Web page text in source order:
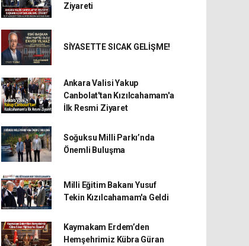
Ziyareti
SİYASETTE SICAK GELİŞME!
Ankara Valisi Yakup
Canbolat'tan Kızılcahamam'a
İlk Resmi Ziyaret
Soğuksu Milli Parkı’nda
Önemli Buluşma
Milli Eğitim Bakanı Yusuf
Tekin Kızılcahamam'a Geldi
Kaymakam Erdem’den
Hemşehrimiz Kübra Güran